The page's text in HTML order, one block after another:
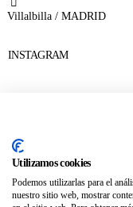
Villalbilla / MADRID
INSTAGRAM
ENLACES
Contacta
Adopta un perro
Utilizamos cookies
Podemos utilizarlas para el
nuestro sitio web, mostrar